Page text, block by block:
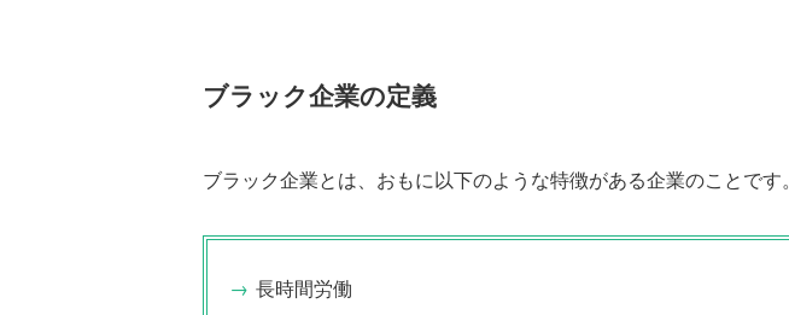
ブラック企業の定義
ブラック企業とは、おもに以下のような特徴がある企業のことです。
長時間労働